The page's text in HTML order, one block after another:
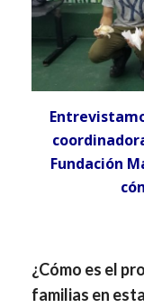
Fundación
¿Cómo es el
familias en